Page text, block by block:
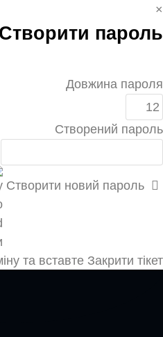
×
Створити пароль
Довжина пароля
Створений пароль
Створити новий пароль
Закрити тікет
та вставте